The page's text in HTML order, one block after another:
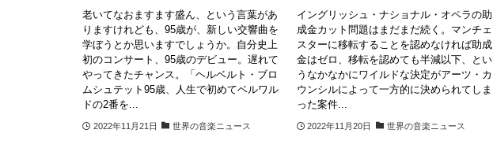
老いてなおますます盛ん、という言葉があ
りますけれども、95歳が、新しい交響曲を
学ぼうとか思いますでしょうか。自分史上
初のコンサート、95歳のデビュー。遅れて
やってきたチャンス。「ヘルベルト・ブロ
ムシュテット95歳、人生で初めてベルワル
ドの2番を...
2022年11月21日 世界の音楽ニュース
イングリッシュ・ナショナル・オペラの助
成金カット問題はまだまだ続く。マンチェ
スターに移転することを認めなければ助成
金はゼロ、移転を認めても半減以下、とい
うなかなかにワイルドな決定がアーツ・カ
ウンシルによって一方的に決められてしま
った案件...
2022年11月20日 世界の音楽ニュース